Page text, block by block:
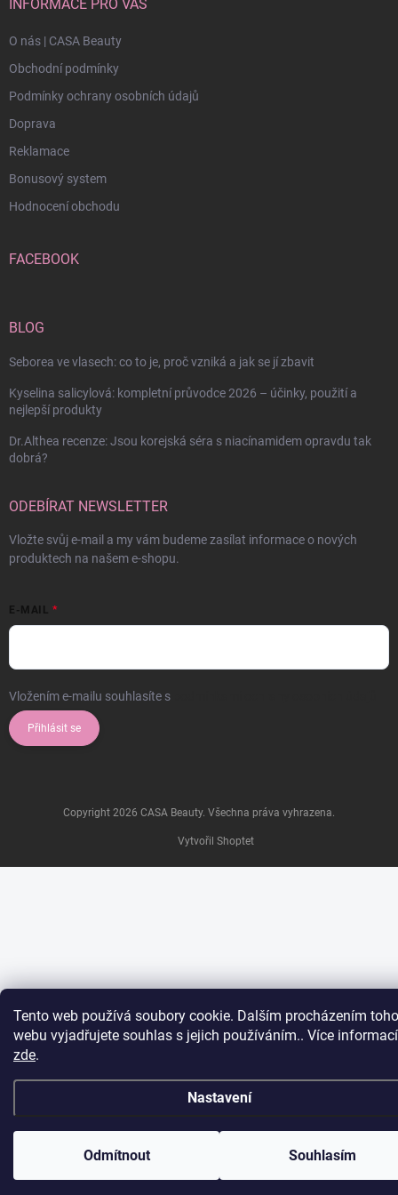
Tento web používá soubory cookie. Dalším procházením
webu vyjadřujete souhlas s jejich používáním.. Více informací
zde.
Nastavení
Odmítnout Souhlasím
INFORMACE PRO VÁS
O nás | CASA Beauty
Obchodní podmínky
Podmínky ochrany osobních údajů
Doprava
Reklamace
Bonusový system
Hodnocení obchodu
FACEBOOK
BLOG
Seborea ve vlasech: co to je, proč vzniká a jak se jí zbavit
Kyselina salicylová: kompletní průvodce 2026 – účinky, použití a
nejlepší produkty
Dr.Althea recenze: Jsou korejská séra s niacínamidem opravdu tak
dobrá?
ODEBÍRAT NEWSLETTER
Vložte svůj e-mail a my vám budeme zasílat informace o nových
produktech na našem e-shopu.
E-MAIL
Vložením e-mailu souhlasíte s
Přihlásit se
Vytvořil Shoptet
Copyright 2026 CASA Beauty. Všechna práva vyhrazena.